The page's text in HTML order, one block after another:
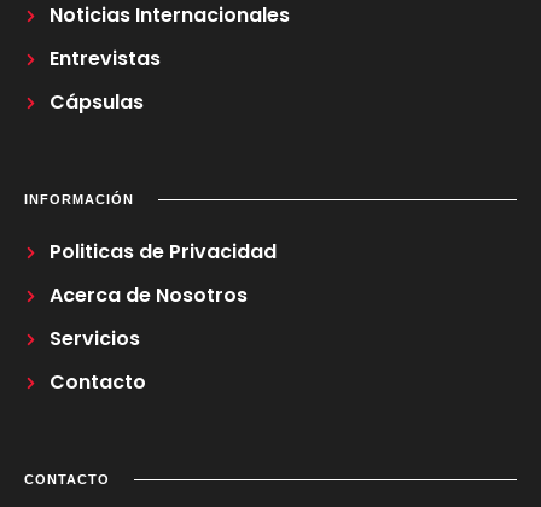
Noticias Internacionales
Entrevistas
Cápsulas
INFORMACIÓN
Politicas de Privacidad
Acerca de Nosotros
Servicios
Contacto
CONTACTO